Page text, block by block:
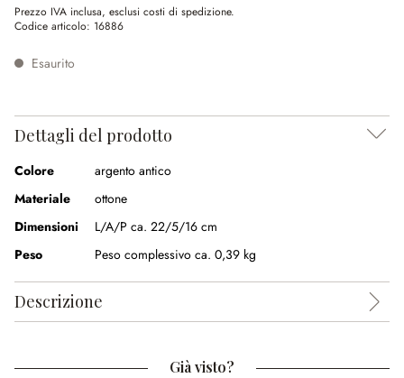
Prezzo IVA inclusa, esclusi costi di spedizione.
Codice articolo: 16886
Esaurito
Dettagli del prodotto
Colore
argento antico
Materiale
ottone
Dimensioni
L/A/P ca. 22/5/16 cm
Peso
Peso complessivo ca. 0,39 kg
Descrizione
Già visto?